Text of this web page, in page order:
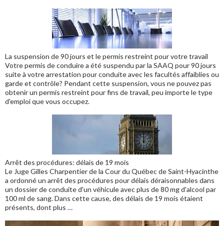
La suspension de 90 jours et le permis restreint pour votre travail
Votre permis de conduire a été suspendu par la SAAQ pour 90 jours
suite à votre arrestation pour conduite avec les facultés affaiblies ou
garde et contrôle? Pendant cette suspension, vous ne pouvez pas
obtenir un permis restreint pour fins de travail, peu importe le type
d'emploi que vous occupez.
Arrêt des procédures: délais de 19 mois
Le Juge Gilles Charpentier de la Cour du Québec de Saint-Hyacinthe
a ordonné un arrêt des procédures pour délais déraisonnables dans
un dossier de conduite d'un véhicule avec plus de 80 mg d'alcool par
100 ml de sang. Dans cette cause, des délais de 19 mois étaient
présents, dont plus …